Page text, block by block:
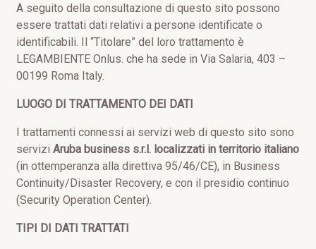
A seguito della consultazione di questo sito possono
essere trattati dati relativi a persone identificate o
identificabili. Il “Titolare” del loro trattamento è
LEGAMBIENTE Onlus. che ha sede in Via Salaria, 403 –
00199 Roma Italy.
LUOGO DI TRATTAMENTO DEI DATI
I trattamenti connessi ai servizi web di questo sito sono
servizi Aruba business s.r.l. localizzati in territorio italiano
(in ottemperanza alla direttiva 95/46/CE), in Business
Continuity/Disaster Recovery, e con il presidio continuo
(Security Operation Center).
TIPI DI DATI TRATTATI